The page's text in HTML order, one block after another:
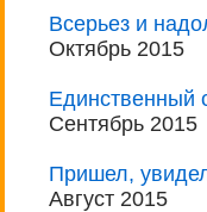
Всерьез и
Октябрь 2015
Единственный
Сентябрь 2015
Пришел,
Август 2015